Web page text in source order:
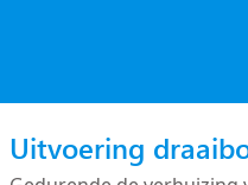
Uitvoering